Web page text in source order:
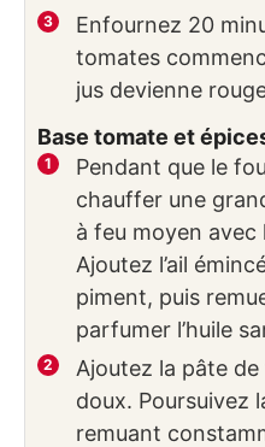
Enfournez 20
tomates
jus devienne
Base tomate et
Pendant que le
chauffer une
à feu moyen avec
Ajoutez l’ail
piment, puis
parfumer l’huile
Ajoutez la pâte
doux. Poursuivez
remuant